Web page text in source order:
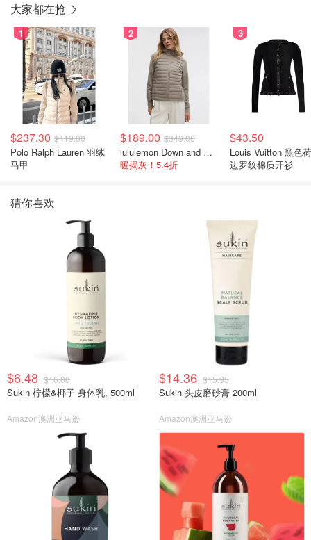
大家都在抢
1
$237.30 $419.00
Polo Ralph Lauren 羽绒
马甲
2
$189.00 $349.00
lululemon Down and Around 羽绒夹克
暖揭灰！5.4折
3
$43.50
Louis Vuitton 黑色
边罗纹棉质开衫
猜你喜欢
$6.48 $16.00
Sukin 柠檬&椰子 身体乳, 500ml
Amazon澳洲亚马逊
$14.36 $15.95
Sukin 头皮磨砂膏 200ml
Amazon澳洲亚马逊